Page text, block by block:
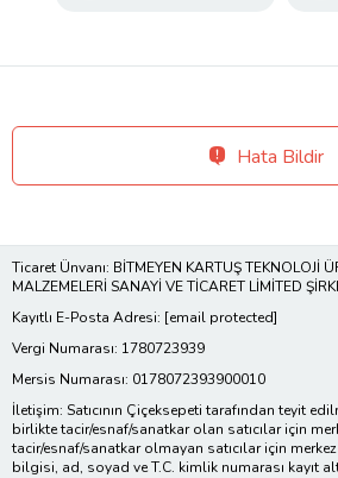
Hata Bildir
Ticaret Ünvanı: BİTMEYEN KARTUŞ TEKNOLOJİ
MALZEMELERİ SANAYİ VE TİCARET LİMİTED
Kayıtlı E-Posta Adresi: [email protected]
Vergi Numarası: 1780723939
Mersis Numarası: 0178072393900010
İletişim: Satıcının Çiçeksepeti tarafından teyit
birlikte tacir/esnaf/sanatkar olan satıcılar için
tacir/esnaf/sanatkar olmayan satıcılar için
bilgisi, ad, soyad ve T.C. kimlik numarası kayıt